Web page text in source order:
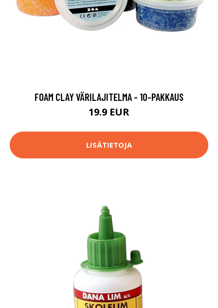
FOAM CLAY VÄRILAJITELMA - 10-PAKKAUS
19.9 EUR
LISÄTIETOJA